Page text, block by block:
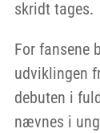
skridt tages.
For fansene
udviklingen
debuten i
nævnes i